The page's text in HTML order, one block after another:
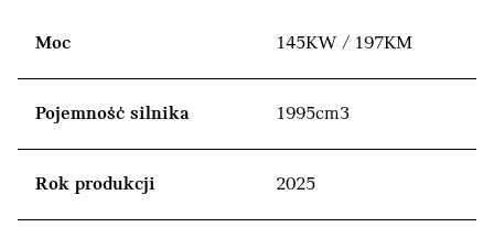
Moc 145KW / 197KM
Pojemność silnika 1995cm3
Rok produkcji 2025